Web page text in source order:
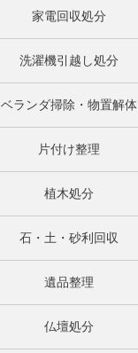
家電回収処分
洗濯機引越し処分
ベランダ掃除・物置解体
片付け整理
植木処分
石・土・砂利回収
遺品整理
仏壇処分